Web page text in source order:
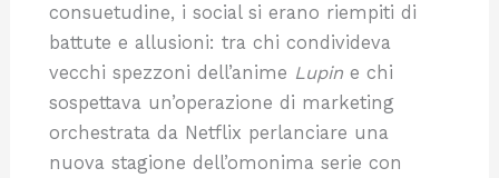
consuetudine, i social si erano riempiti di
battute e allusioni: tra chi condivideva
vecchi spezzoni dell’anime Lupine chi
sospettava un’operazione di marketing
orchestrata da Netflix perlanciare una
nuova stagione dell’omonima serie con